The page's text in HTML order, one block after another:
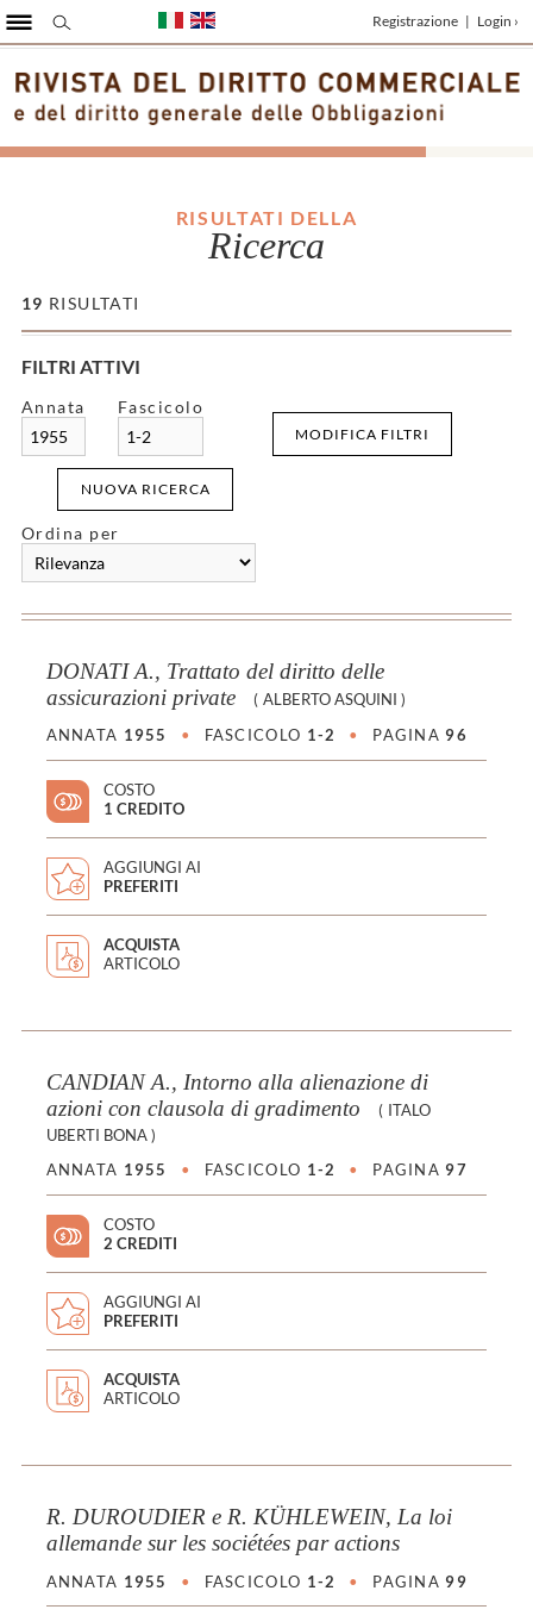
RISULTATI DELLA
Ricerca
19 RISULTATI
FILTRI ATTIVI
Annata
1955
Fascicolo
1-2
MODIFICA FILTRI
NUOVA RICERCA
Ordina per
DONATI A., Trattato del diritto delle
assicurazioni private
( ALBERTO ASQUINI )
ANNATA 1955 • FASCICOLO 1-2 • PAGINA 96
COSTO
1 CREDITO
AGGIUNGI AI
PREFERITI
ACQUISTA
ARTICOLO
CANDIAN A., Intorno alla alienazione di
azioni con clausola di gradimento
( ITALO
UBERTI BONA )
ANNATA 1955 • FASCICOLO 1-2 • PAGINA 97
COSTO
2 CREDITI
AGGIUNGI AI
PREFERITI
ACQUISTA
ARTICOLO
R. DUROUDIER e R. KÜHLEWEIN, La loi
allemande sur les sociétées par actions
ANNATA 1955 • FASCICOLO 1-2 • PAGINA 99
Registrazione | Login ›